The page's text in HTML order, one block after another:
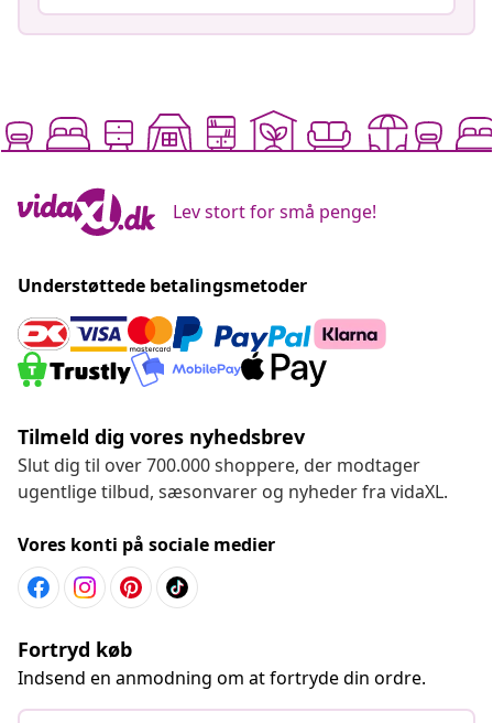
Lev stort for små penge!
Understøttede betalingsmetoder
Tilmeld dig vores nyhedsbrev
Slut dig til over 700.000 shoppere, der modtager
ugentlige tilbud, sæsonvarer og nyheder fra vidaXL.
Vores konti på sociale medier
Fortryd køb
Indsend en anmodning om at fortryde din ordre.